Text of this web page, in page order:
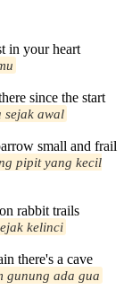
in your heart
since the start
sejak awal
small and frail
pipit yang kecil
rabbit trails
kelinci
there's a cave
gunung ada gua